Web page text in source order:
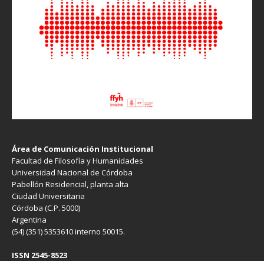
Área de Comunicación Institucional
Facultad de Filosofía y Humanidades
Universidad Nacional de Córdoba
Pabellón Residencial, planta alta
Ciudad Universitaria
Córdoba (C.P. 5000)
Argentina
(54) (351) 5353610 interno 50015.
ISSN 2545-8523